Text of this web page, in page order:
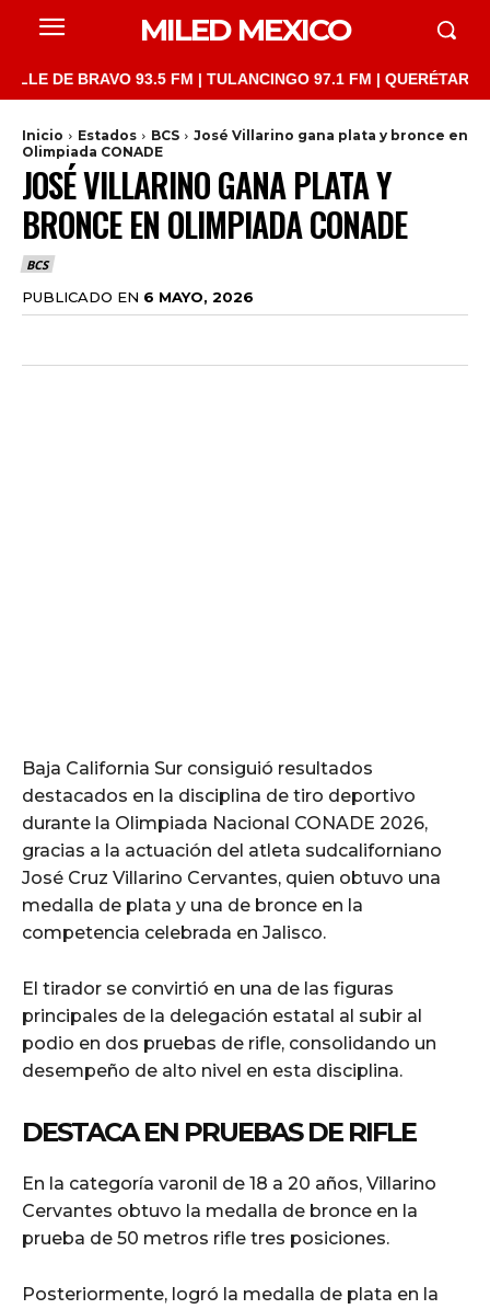
MILED MEXICO
DE BRAVO 93.5 FM | TULANCINGO 97.1 FM | QUERÉTARO
Inicio Estados BCS
José Villarino gana plata y bronce en
Olimpiada CONADE
JOSÉ VILLARINO GANA PLATA Y
BRONCE EN OLIMPIADA CONADE
BCS
PUBLICADO EN 6 MAYO, 2026
Baja California Sur consiguió resultados
destacados en la disciplina de tiro deportivo
durante la Olimpiada Nacional CONADE 2026,
gracias a la actuación del atleta sudcaliforniano
José Cruz Villarino Cervantes, quien obtuvo una
medalla de plata y una de bronce en la
competencia celebrada en Jalisco.
El tirador se convirtió en una de las figuras
principales de la delegación estatal al subir al
podio en dos pruebas de rifle, consolidando un
desempeño de alto nivel en esta disciplina.
DESTACA EN PRUEBAS DE RIFLE
En la categoría varonil de 18 a 20 años, Villarino
Cervantes obtuvo la medalla de bronce en la
prueba de 50 metros rifle tres posiciones.
Posteriormente, logró la medalla de plata en la